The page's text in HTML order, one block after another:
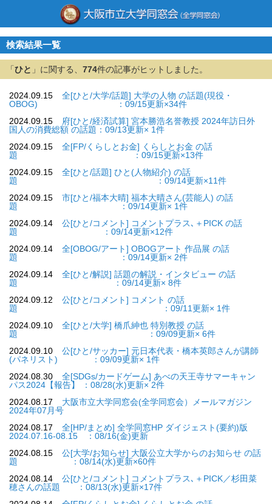
検索結果一覧
「 ひと 」に関する、 774件の記事がヒットしました。
2024.09.15
全[ひと/大学/話題] 大学の人物 の話題(現役・
OBOG) ：09/15更新×34件
2024.09.15
府[ひと/経済試算] 宮本勝浩名誉教授 2024年訪日外
国人の消費総額 の話題：09/13更新× 1件
2024.09.15
全[FP/くらしとお金] くらしとお金 の話
題 ：09/15更新×13件
2024.09.15
全[ひと/話題] ひと(人物紹介) の話
題 ：09/14更新×11件
2024.09.15
市[ひと/福本大晴] 福本大晴さん(芸能人) の話
題 ：09/14更新× 1件
2024.09.14
公[ひと/コメント] コメントプラス､＋PICK の話
題 ：09/14更新×12件
2024.09.14
全[OBOG/アート] OBOGアート 作品展 の話
題 ：09/14更新× 2件
2024.09.14
全[ひと/解説] 話題の解説・インタビュー の話
題 ：09/14更新× 8件
2024.09.12
公[ひと/コメント] コメント の話
題 ：09/11更新× 1件
2024.09.10
全[ひと/大学] 橋爪紳也 特別教授 の話
題 ：09/09更新× 6件
2024.09.10
公[ひと/サッカー] 元日本代表・橋本英郎さんが講師
(パネリスト) ：09/09更新× 1件
2024.08.30
全[SDGs/カードゲーム] あべの天王寺サマーキャン
パス2024【報告】 ：08/28(水)更新× 2件
2024.08.17
大阪市立大学同窓会(全学同窓会）メールマガジン
2024年07月号
2024.08.17
全[HP/まとめ] 全学同窓HP ダイジェスト(要約)版
2024.07.16-08.15 ：08/16(金)更新
2024.08.15
公[大学/お知らせ] 大阪公立大学からのお知らせ の話
題 ：08/14(水)更新×60件
2024.08.14
公[ひと/コメント] コメントプラス､＋PICK／杉田菜
穂さんの話題 ：08/13(水)更新×17件